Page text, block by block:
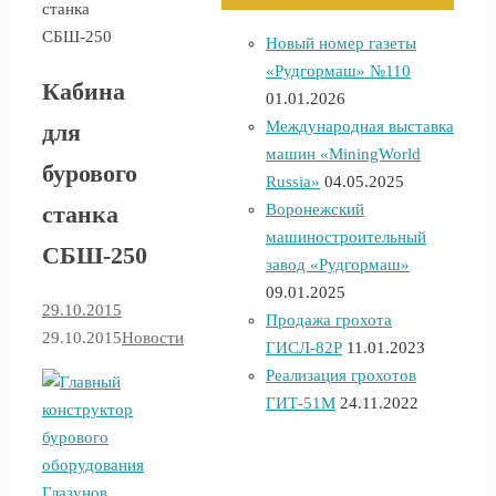
станка
СБШ-250
Кабина
для
бурового
станка
СБШ-250
29.10.2015
29.10.2015Новости
Новый номер газеты
«Рудгормаш» №110
01.01.2026
Международная выставка
машин «MiningWorld
Russia» 04.05.2025
Воронежский
машиностроительный
завод «Рудгормаш»
09.01.2025
Продажа грохота
ГИСЛ-82Р 11.01.2023
Реализация грохотов
ГИТ-51М 24.11.2022